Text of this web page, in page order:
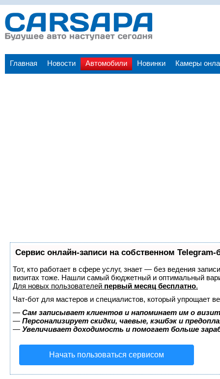
Главная Новости Автомобили Новинки Камеры
Сервис онлайн-записи на собственном Telegram-
Тот, кто работает в сфере услуг, знает — без ведения
визитах тоже. Нашли самый бюджетный и оптимальный
Для новых пользователей первый месяц бесплатно.
Чат-бот для мастеров и специалистов, который упрощает
— Сам записывает клиентов и напоминает им о
— Персонализирует скидки, чаевые, кэшбэк и
— Увеличивает доходимость и помогает больше
Начать пользоваться сервисом